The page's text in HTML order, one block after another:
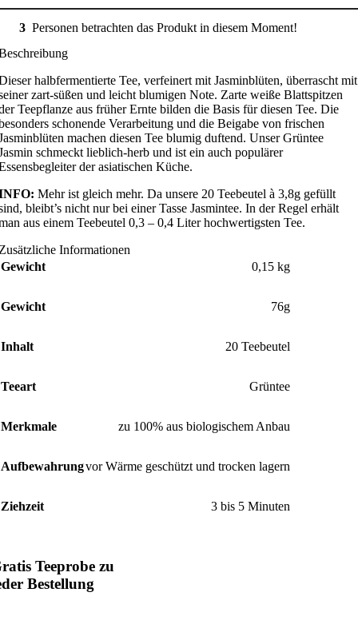
3 Personen betrachten das Produkt in diesem Moment!
halbfermentierte Tee, verfeinert mit Jasminblüten, überrascht mit
zart-süßen und leicht blumigen Note. Zarte weiße Blattspitzen
Teepflanze aus früher Ernte bilden die Basis für diesen Tee. Die
schonende Verarbeitung und die Beigabe von frischen
machen diesen Tee blumig duftend. Unser Grüntee
schmeckt lieblich-herb und ist ein auch populärer
der asiatischen Küche.
Mehr ist gleich mehr. Da unsere 20 Teebeutel à 3,8g gefüllt
bleibt’s nicht nur bei einer Tasse Jasmintee. In der Regel erhält
aus einem Teebeutel 0,3 – 0,4 Liter hochwertigsten Tee.
Informationen
Gewicht
0,15 kg
Gewicht 76g
Inhalt 20 Teebeutel
Teeart Grüntee
Merkmale zu 100% aus biologischem Anbau
Aufbewahrungvor Wärme geschützt und trocken lagern
Ziehzeit 3 bis 5 Minuten
Teeprobe zu
Bestellung